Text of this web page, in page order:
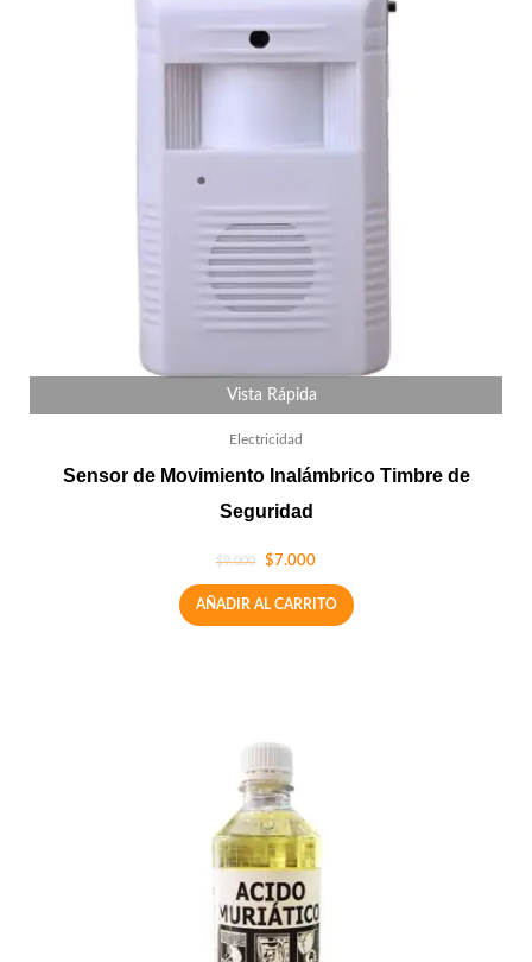
Vista Rápida
Electricidad
Sensor de Movimiento Inalámbrico Timbre de
Seguridad
$9.000 $7.000
AÑADIR AL CARRITO